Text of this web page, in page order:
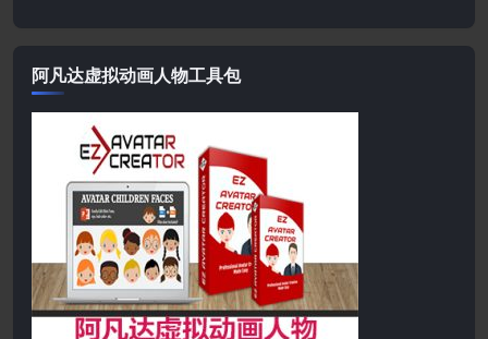
阿凡达虚拟动画人物工具包